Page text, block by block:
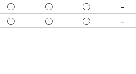
○ ○ ○ –
○ ○ ○ –